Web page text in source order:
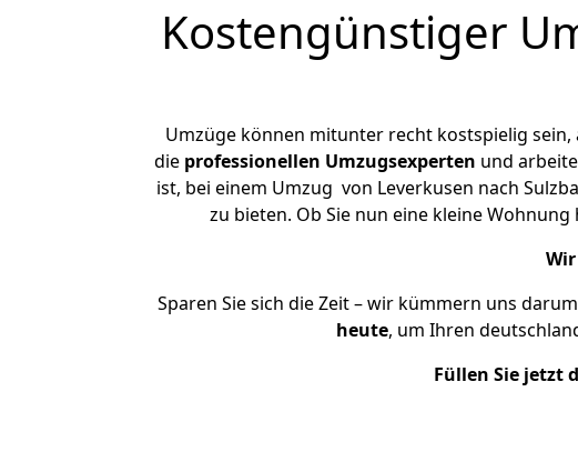
Kostengünstiger
Umzüge können mitunter recht kostspielig
die professionellen Umzugsexperten und
ist, bei einem Umzug von Leverkusen nach
zu bieten. Ob Sie nun eine kleine
Sparen Sie sich die Zeit – wir kümmern uns
heute, um Ihren
Füllen Sie jetzt